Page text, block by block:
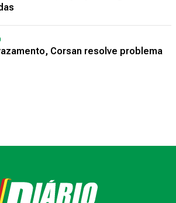
Corsan resolve problema